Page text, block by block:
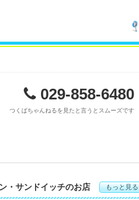
内
索
029-858-6480
つくばちゃんねるを見たと言うとスムーズです
・サンドイッチのお店 もっと見る